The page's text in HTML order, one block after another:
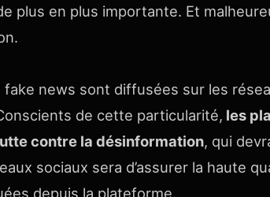
plus en plus importante. Et
fake news sont diffusées sur les
de cette particularité, les
contre la désinformation, qui
sociaux sera d’assurer la haute
depuis la plateforme.